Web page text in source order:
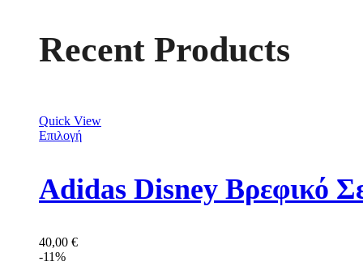
Recent Products
Quick View
Επιλογή
Adidas Disney Βρεφικό
40,00 €
-11%